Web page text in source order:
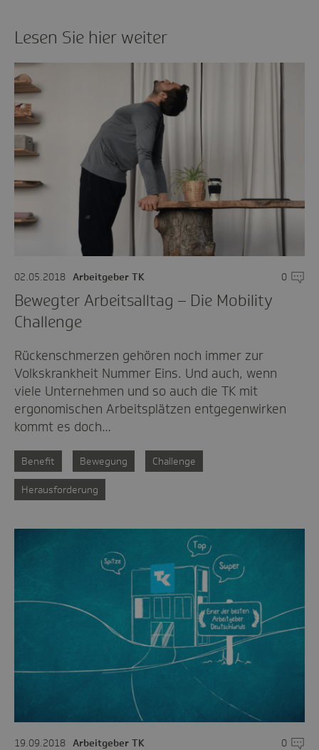
Lesen Sie hier weiter
02.05.2018 Arbeitgeber TK 0
Bewegter Arbeitsalltag – Die Mobility
Challenge
Rückenschmerzen gehören noch immer zur
Volkskrankheit Nummer Eins. Und auch, wenn
viele Unternehmen und so auch die TK mit
ergonomischen Arbeitsplätzen entgegenwirken
kommt es doch…
Benefit Bewegung Challenge
Herausforderung
19.09.2018 Arbeitgeber TK 0